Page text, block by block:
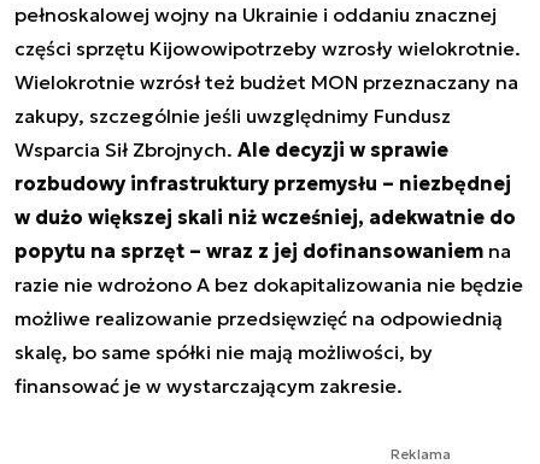
pełnoskalowej wojny na Ukrainie i oddaniu znacznej
części sprzętu Kijowowipotrzeby wzrosły wielokrotnie.
Wielokrotnie wzrósł też budżet MON przeznaczany na
zakupy, szczególnie jeśli uwzględnimy Fundusz
Wsparcia Sił Zbrojnych. Ale decyzji w sprawie
rozbudowy infrastruktury przemysłu – niezbędnej
w dużo większej skali niż wcześniej, adekwatnie do
popytu na sprzęt – wraz z jej dofinansowaniem na
razie nie wdrożono A bez dokapitalizowania nie będzie
możliwe realizowanie przedsięwzięć na odpowiednią
skalę, bo same spółki nie mają możliwości, by
finansować je w wystarczającym zakresie.
Reklama